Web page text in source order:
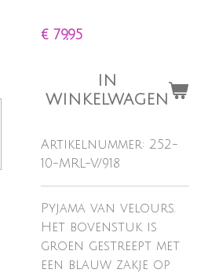
€ 79,95
IN
WINKELWAGEN
Artikelnummer: 252-
10-MRL-V/918
Pyjama van velours.
Het bovenstuk is
groen gestreept met
een blauw zakje op